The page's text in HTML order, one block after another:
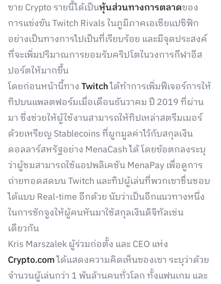
ขาย Crypto รายนี้ได้เป็นหุ้นส่วนทางการตลาดของ
การแข่งขัน Twitch Rivals ในภูมิภาคเอเชียแปซิฟิก
อย่างเป็นทางการไปเป็นที่เรียบร้อย และมีจุดประสงค์
ที่จะเพิ่มปริมาณการยอมรับคริปโตในวงการกีฬาอีส
ปอร์ตให้มากขึ้น
โดยก่อนหน้านี้ทางTwitchได้ทำการเพิ่มฟีเจอร์การให้
ทิปบนแพลตฟอร์มเมื่อเดือนธันวาคม ปี 2019 ที่ผ่าน
มา ซึ่งช่วยให้ผู้ใช้งานสามารถให้ทิปเหล่าสตรีมเมอร์
ด้วยเหรียญ Stablecoins ที่ผูกมูลค่าไว้กับสกุลเงิน
ดอลลาร์สหรัฐอย่าง MenaCash ได้ โดยข้อตกลงระบุ
ว่าผู้ชมสามารถใช้แอปพลิเคชัน MenaPay เพื่อดูการ
ถ่ายทอดสดบน Twitch และทิปผู้เล่นที่พวกเขาชื่นชอบ
ได้แบบ Real-time อีกด้วย นับว่าเป็นอีกแนวทางหนึ่ง
ในการชักจูงให้ผู้คนหันมาใช้สกุลเงินดิจิทัลเช่น
เดียวกัน
Kris Marszalek ผู้ร่วมก่อตั้ง และ CEO แห่ง
Crypto.comได้แสดงความคิดเห็นของเขา ระบุว่าด้วย
จำนวนผู้เล่นกว่า 1 พันล้านคนทั่วโลก ทั้งแฟนเกม และ